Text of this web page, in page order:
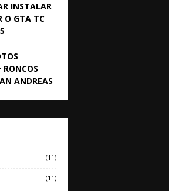
INSTALAR
O GTA TC
ANDREAS
(11)
(11)